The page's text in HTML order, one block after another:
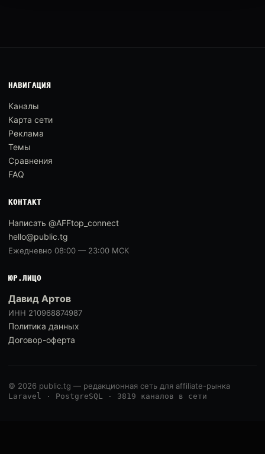
НАВИГАЦИЯ
Каналы
Карта сети
Реклама
Темы
Сравнения
FAQ
КОНТАКТ
Написать @AFFtop_connect
hello@public.tg
Ежедневно 08:00 — 23:00 МСК
ЮР.ЛИЦО
Давид Артов
ИНН 210968874987
Политика данных
Договор-оферта
© 2026 public.tg — редакционная сеть для affiliate-рынка
Laravel · PostgreSQL · 3819 каналов в сети